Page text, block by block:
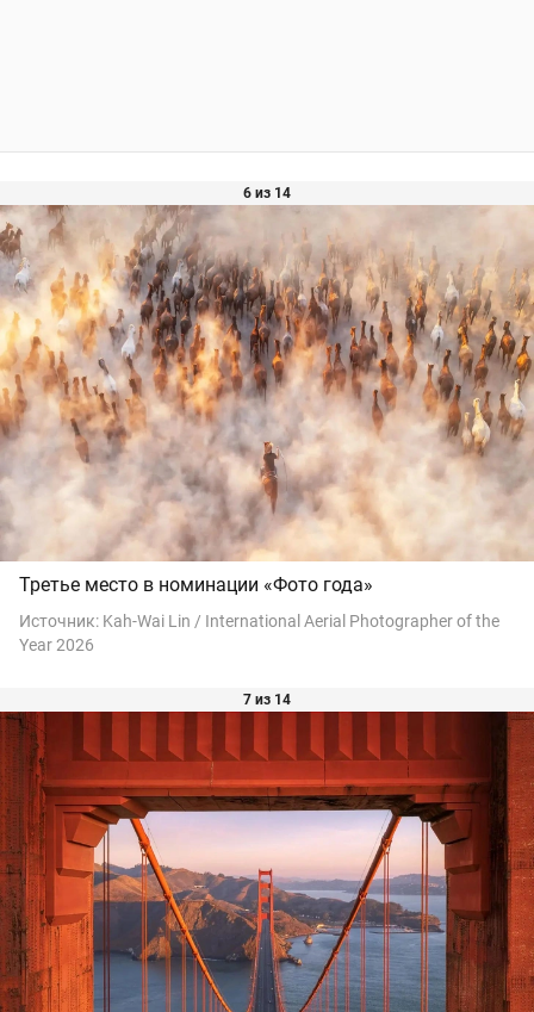
6 из 14
Третье место в номинации «Фото года»
Источник: Kah-Wai Lin / International Aerial Photographer of the
Year 2026
7 из 14